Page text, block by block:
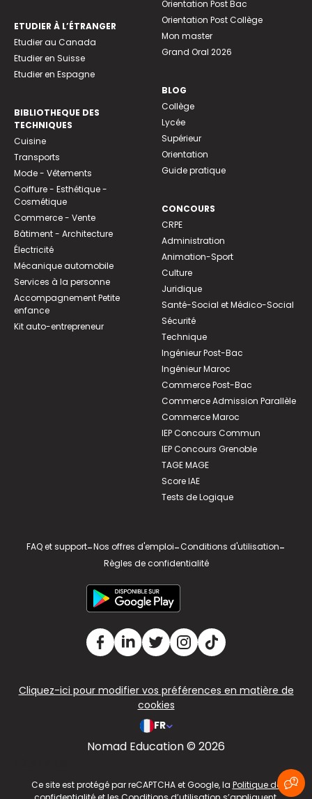
ETUDIER À L’ÉTRANGER
Etudier au Canada
Etudier en Suisse
Etudier en Espagne
BIBLIOTHEQUE DES
TECHNIQUES
Cuisine
Transports
Mode - Vêtements
Coiffure - Esthétique -
Cosmétique
Commerce - Vente
Bâtiment - Architecture
Électricité
Mécanique automobile
Services à la personne
Accompagnement Petite
enfance
Kit auto-entrepreneur
Orientation Post Bac
Orientation Post Collège
Mon master
Grand Oral 2026
BLOG
Collège
Lycée
Supérieur
Orientation
Guide pratique
CONCOURS
CRPE
Administration
Animation-Sport
Culture
Juridique
Santé-Social et Médico-Social
Sécurité
Technique
Ingénieur Post-Bac
Ingénieur Maroc
Commerce Post-Bac
Commerce Admission Parallèle
Commerce Maroc
IEP Concours Commun
IEP Concours Grenoble
TAGE MAGE
Score IAE
Tests de Logique
FAQ et support-Nos offres d'emploi-Conditions d'utilisation-
Règles de confidentialité
Cliquez-ici pour modifier vos préférences en matière de
cookies
FR
Nomad Education © 2026
Ce site est protégé par reCAPTCHA et Google, la Politique de